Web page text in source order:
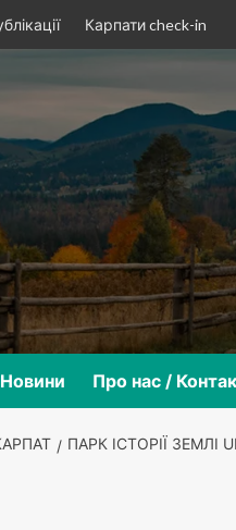
Карпати check-in
Новини Про нас /
ПАРК ІСТОРІЇ ЗЕМЛІ